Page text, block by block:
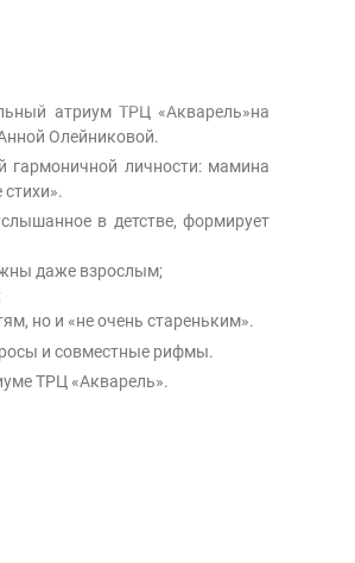
атриум ТРЦ «Акварель»на
Олейниковой.
гармоничной личности: мамина
в детстве, формирует
даже взрослым;
но и «не очень стареньким».
и совместные рифмы.
ТРЦ «Акварель».